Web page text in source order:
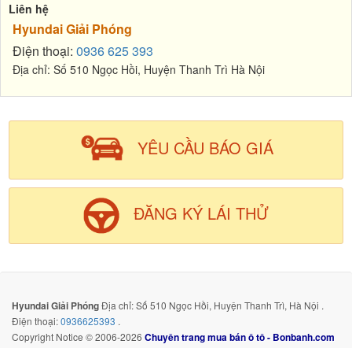
Liên hệ
Hyundai Giải Phóng
Điện thoại: 0936 625 393
Địa chỉ: Số 510 Ngọc Hồi, Huyện Thanh Trì Hà Nội
YÊU CẦU BÁO GIÁ
ĐĂNG KÝ LÁI THỬ
Hyundai Giải PhóngĐịa chỉ: Số 510 Ngọc Hồi, Huyện Thanh Trì, Hà Nội .
Điện thoại:0936625393 .
Copyright Notice © 2006-2026 Chuyên trang mua bán ô tô - Bonbanh.com